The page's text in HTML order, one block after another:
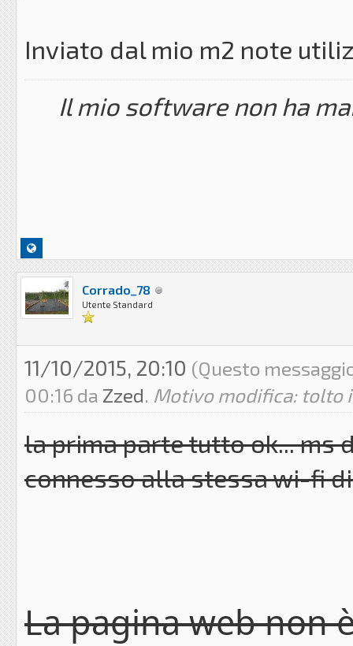
Inviato dal mio m2 note
Il mio software non ha
Corrado_78
Utente Standard
11/10/2015, 20:10 (Questo
00:16 da Zzed. Motivo modifica: tolto
la prima parte tutto ok... ms
connesso alla stessa wi-fi
La pagina web non